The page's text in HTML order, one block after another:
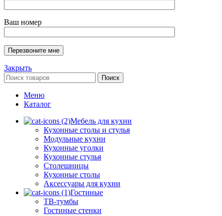
Ваш номер
Закрыть
Поиск
Меню
Каталог
Мебель для кухни
Кухонные столы и стулья
Модульные кухни
Кухонные уголки
Кухонные стулья
Столешницы
Кухонные столы
Аксессуары для кухни
Гостиные
ТВ-тумбы
Гостиные стенки